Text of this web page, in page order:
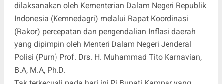
dilaksanakan oleh Kementerian Dalam Negeri Republik
Indonesia (Kemnedagri) melalui Rapat Koordinasi
(Rakor) percepatan dan pengendalian Inflasi daerah
yang dipimpin oleh Menteri Dalam Negeri Jenderal
Polisi (Purn) Prof. Drs. H. Muhammad Tito Karnavian,
B.A, M.A, Ph.D.